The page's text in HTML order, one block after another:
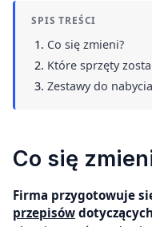
SPIS TREŚCI
Co się zmieni?
Które sprzęty
Zestawy do
Co się
Firma przygotowuje
przepisów